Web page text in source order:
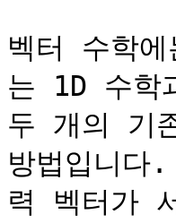
벡터 수학
는 1D 수학
두 개의 기
방법입니
력 벡터가